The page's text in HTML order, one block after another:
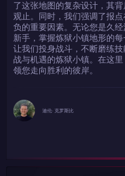
带上你的促销代
只需抓取区域并将促销
复制到剪贴板
如何使用促销代
如何使用促销代
由KARRIGAN倾
团队 THE
CS2CODES.CN
了这张地图的复杂设计，其
观止。同时，我们强调了报
负的重要因素。无论您是久
新手，掌握炼狱小镇地形的
让我们投身战斗，不断磨练
战与机遇的炼狱小镇。在这
领您走向胜利的彼岸。
迪伦· 克罗斯比